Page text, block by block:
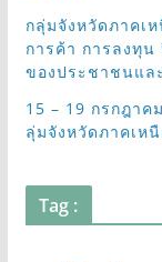
กลุ่มจังหวัดภาคเ
การค้า การลงทุน
ของประชาชนแล
15 – 19 กรกฎา
ลุ่มจังหวัดภาคเห
Tag :